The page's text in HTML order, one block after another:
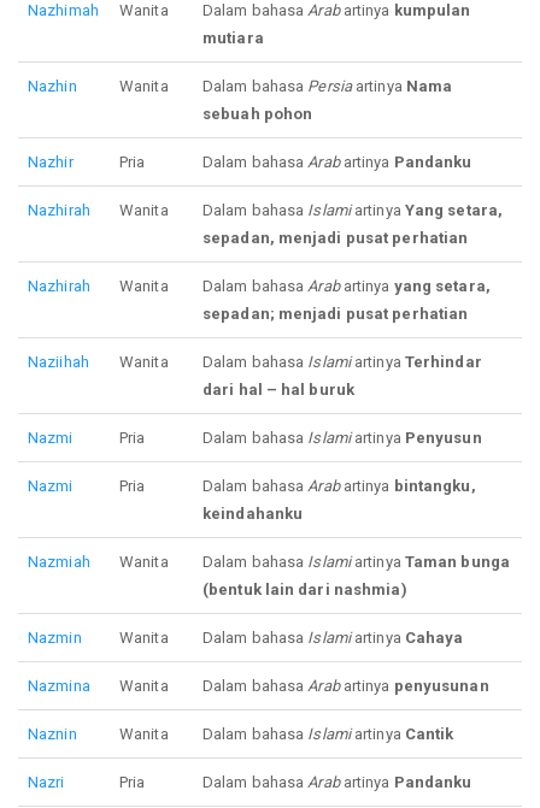
Nazhimah Wanita Dalam bahasaArabartinya kumpulan
mutiara
Nazhin Wanita Dalam bahasa Persiaartinya Nama
sebuah pohon
Nazhir Pria Dalam bahasaArabartinya Pandanku
Nazhirah Wanita Dalam bahasa Islamiartinya Yang setara,
sepadan, menjadi pusat perhatian
Nazhirah Wanita Dalam bahasaArabartinya yang setara,
sepadan; menjadi pusat perhatian
Naziihah Wanita Dalam bahasa Islamiartinya Terhindar
dari hal – hal buruk
Nazmi Pria Dalam bahasa Islamiartinya Penyusun
Nazmi Pria Dalam bahasaArabartinya bintangku,
keindahanku
Nazmiah Wanita Dalam bahasa Islamiartinya Taman bunga
(bentuk lain dari nashmia)
Nazmin Wanita Dalam bahasa Islamiartinya Cahaya
Nazmina Wanita Dalam bahasaArabartinya penyusunan
Naznin Wanita Dalam bahasa Islamiartinya Cantik
Nazri Pria Dalam bahasaArabartinya Pandanku